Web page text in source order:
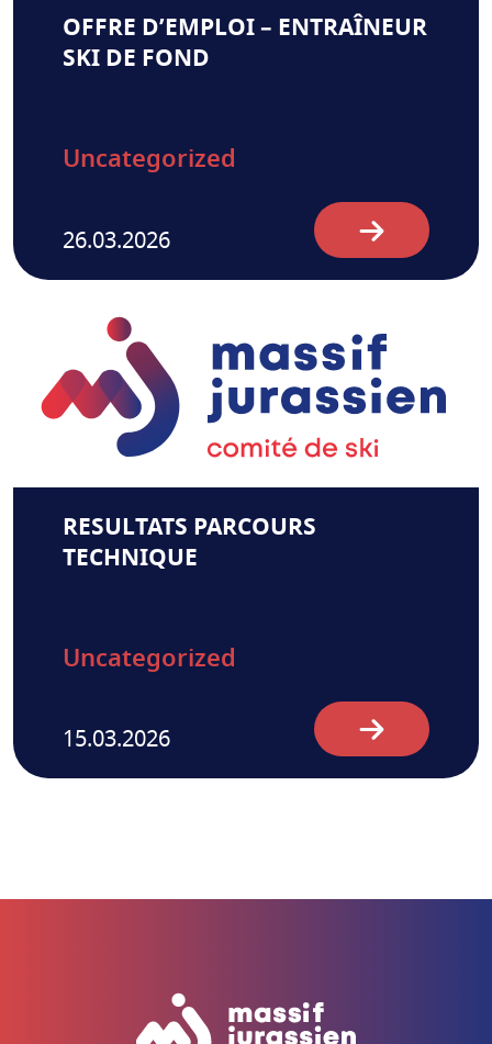
OFFRE D’EMPLOI – ENTRAÎNEUR
SKI DE FOND
Uncategorized
26.03.2026
RESULTATS PARCOURS
TECHNIQUE
Uncategorized
15.03.2026